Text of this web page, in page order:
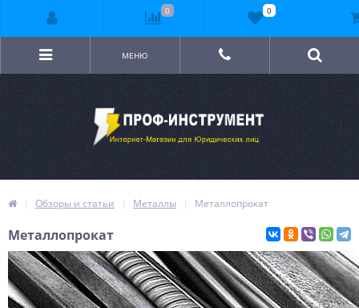
МЕНЮ
Обзоры и статьи Металлы Металлопрокат
Металлопрокат
0 0